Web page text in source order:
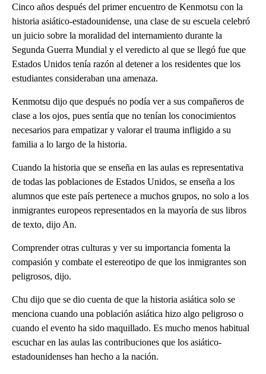
Cinco años después del primer encuentro de Kenmotsu con la
historia asiático-estadounidense, una clase de su escuela celebró
un juicio sobre la moralidad del internamiento durante la
Segunda Guerra Mundial y el veredicto al que se llegó fue que
Estados Unidos tenía razón al detener a los residentes que los
estudiantes consideraban una amenaza.
Kenmotsu dijo que después no podía ver a sus compañeros de
clase a los ojos, pues sentía que no tenían los conocimientos
necesarios para empatizar y valorar el trauma infligido a su
familia a lo largo de la historia.
Cuando la historia que se enseña en las aulas es representativa
de todas las poblaciones de Estados Unidos, se enseña a los
alumnos que este país pertenece a muchos grupos, no solo a los
inmigrantes europeos representados en la mayoría de sus libros
de texto, dijo An.
Comprender otras culturas y ver su importancia fomenta la
compasión y combate el estereotipo de que los inmigrantes son
peligrosos, dijo.
Chu dijo que se dio cuenta de que la historia asiática solo se
menciona cuando una población asiática hizo algo peligroso o
cuando el evento ha sido maquillado. Es mucho menos habitual
escuchar en las aulas las contribuciones que los asiático-
estadounidenses han hecho a la nación.